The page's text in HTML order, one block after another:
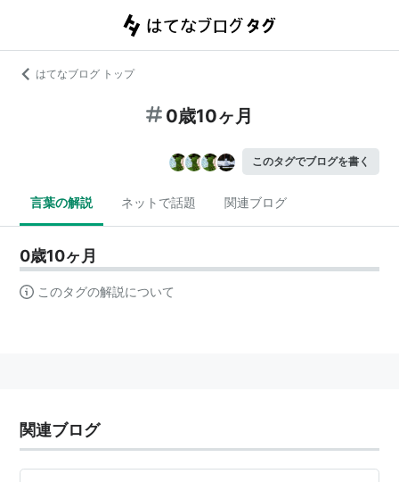
はてなブログ トップ
0歳10ヶ月
このタグでブログを書く
言葉の解説 ネットで話題 関連ブログ
0歳10ヶ月
このタグの解説について
関連ブログ